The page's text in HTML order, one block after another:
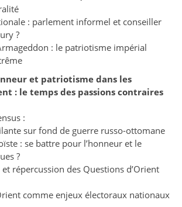
: parlement informel et conseiller
?
: le patriotisme impérial
et patriotisme dans les
: le temps des passions contraires
:
sur fond de guerre russo-ottomane
: se battre pour l’honneur et le
?
répercussion des Questions d’Orient
comme enjeux électoraux nationaux